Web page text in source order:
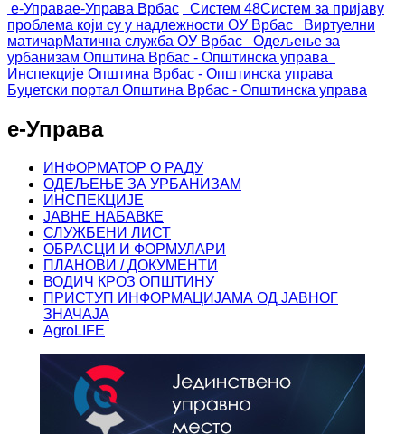
е-Управае-Управа Врбас Систем 48Систем за пријаву
проблема који су у надлежности ОУ Врбас
Виртуелни
матичарМатична служба ОУ Врбас
Одељење за
урбанизам Општина Врбас - Општинска управа
Инспекције Општина Врбас - Општинска управа
Буџетски портал Општина Врбас - Општинска управа
е-Управа
ИНФОРМАТОР О РАДУ
ОДЕЉЕЊЕ ЗА УРБАНИЗАМ
ИНСПЕКЦИЈЕ
ЈАВНЕ НАБАВКЕ
СЛУЖБЕНИ ЛИСТ
ОБРАСЦИ И ФОРМУЛАРИ
ПЛАНОВИ / ДОКУМЕНТИ
ВОДИЧ КРОЗ ОПШТИНУ
ПРИСТУП ИНФОРМАЦИЈАМА ОД ЈАВНОГ
ЗНАЧАЈА
AgroLIFE